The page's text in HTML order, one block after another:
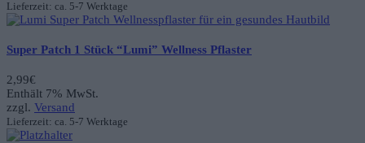
Lieferzeit: ca. 5-7 Werktage
Super Patch 1 Stück “Lumi” Wellness Pflaster
2,99€
Enthält 7% MwSt.
zzgl. Versand
Lieferzeit: ca. 5-7 Werktage